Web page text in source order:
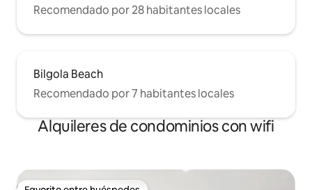
Recomendado por 28 habitantes locales
Bilgola Beach
Recomendado por 7 habitantes locales
Alquileres de condominios con wifi